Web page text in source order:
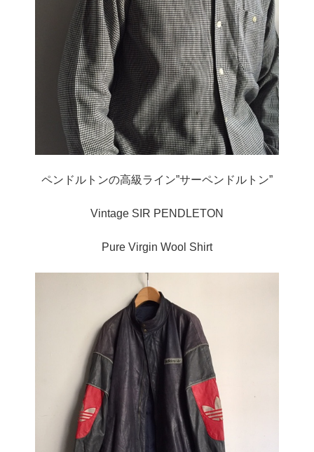
ペンドルトンの高級ライン”サーペンドルトン”
Vintage SIR PENDLETON
Pure Virgin Wool Shirt